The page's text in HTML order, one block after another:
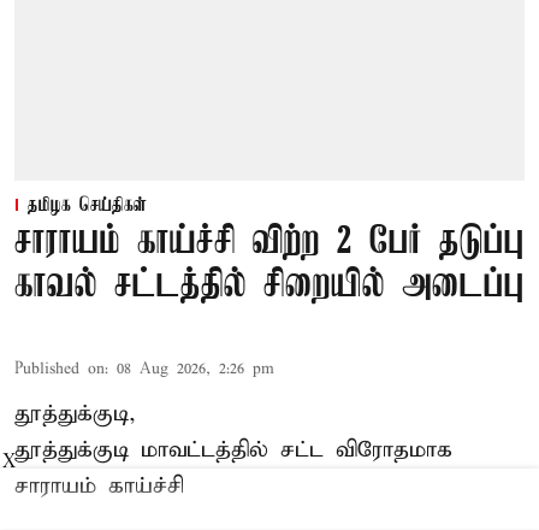
தமிழக செய்திகள்
சாராயம் காய்ச்சி விற்ற 2 பேர் தடுப்பு
காவல் சட்டத்தில் சிறையில் அடைப்பு
Published on: 08 Aug 2026, 2:26 pm
தூத்துக்குடி,
தூத்துக்குடி மாவட்டத்தில் சட்ட விரோதமாக
சாராயம் காய்ச்சி
X